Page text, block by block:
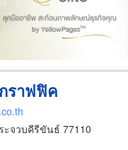
ราฟฟิค
ะจวบคีรีขันธ์ 77110